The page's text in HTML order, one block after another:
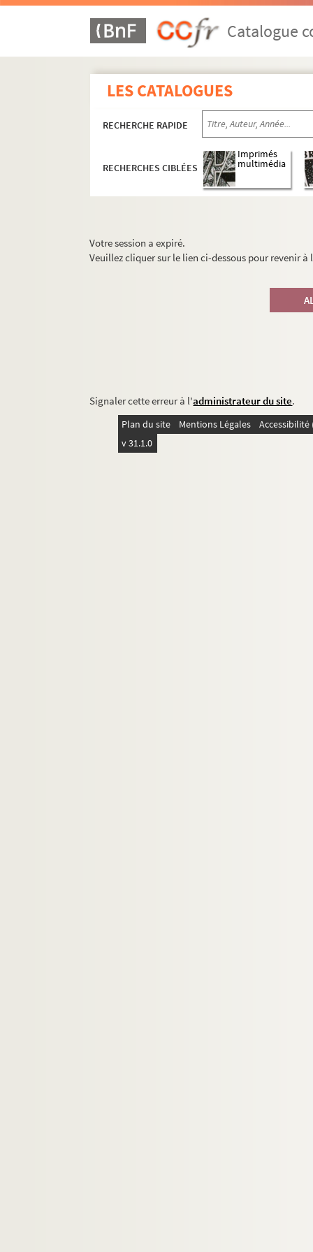
Catalogue
LES CATALOGUES
RECHERCHE RAPIDE
RECHERCHES CIBLÉES
Imprimés
multimédia
Votre session a expiré.
Veuillez cliquer sur le lien ci-dessous pour revenir
Signaler cette erreur à l'administrateur du site.
Plan du site Mentions Légales
v 31.1.0